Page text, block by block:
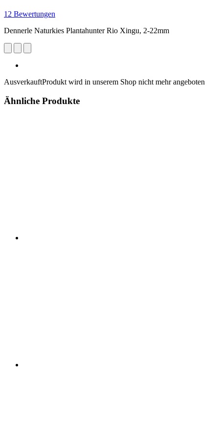
12 Bewertungen
Dennerle Naturkies Plantahunter Rio Xingu, 2-22mm
AusverkauftProdukt wird in unserem Shop nicht mehr angeboten
Ähnliche Produkte